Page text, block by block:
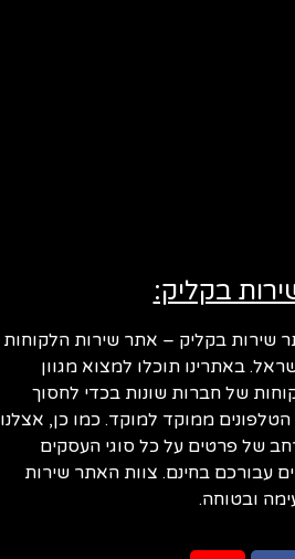
בקליק:
בקליק – אתר שירות הלקוחות
באתרינו תוכלו למצוא מגוון
של חברות שונות בכדי לחסוך
ממוקד למוקד. כמו כן, אצלנו
של פרטים על כל סוגי העסקים
עבורכם בחינם. צוות האתר שירות
ובטוחה.